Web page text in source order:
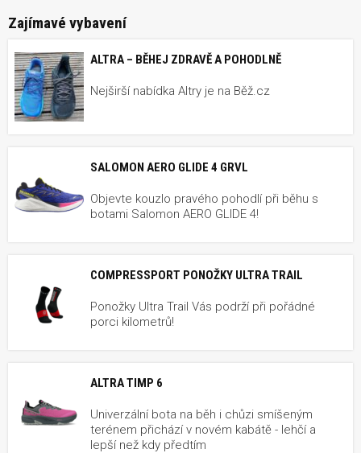
Zajímavé vybavení
ALTRA – BĚHEJ ZDRAVĚ A POHODLNĚ
Nejširší nabídka Altry je na Běž.cz
SALOMON AERO GLIDE 4 GRVL
Objevte kouzlo pravého pohodlí při běhu s
botami Salomon AERO GLIDE 4!
COMPRESSPORT PONOŽKY ULTRA TRAIL
Ponožky Ultra Trail Vás podrží při pořádné
porci kilometrů!
ALTRA TIMP 6
Univerzální bota na běh i chůzi smíšeným
terénem přichází v novém kabátě - lehčí a
lepší než kdy předtím